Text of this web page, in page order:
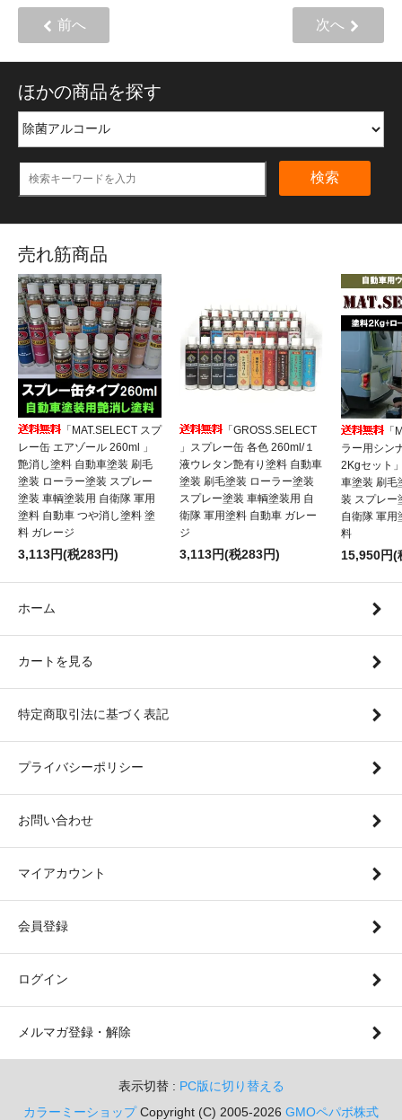
前へ 次へ
ほかの商品を探す
検索
売れ筋商品
「MAT.SELECT スプ
レー缶 エアゾール 260ml 」
艶消し塗料 自動車塗装 刷毛
塗装 ローラー塗装 スプレー
塗装 車輌塗装用 自衛隊 軍用
塗料 自動車 つや消し塗料 塗
料 ガレージ
3,113円(税283円)
「GROSS.SELECT
」スプレー缶 各色 260ml/１
液ウレタン艶有り塗料 自動車
塗装 刷毛塗装 ローラー塗装
スプレー塗装 車輌塗装用 自
衛隊 軍用塗料 自動車 ガレー
ジ
3,113円(税283円)
ラー用シン
2Kgセット
車塗装 刷毛
装 スプレー
自衛隊 軍用
料
15,950円(
ホーム
カートを見る
特定商取引法に基づく表記
プライバシーポリシー
お問い合わせ
マイアカウント
会員登録
ログイン
メルマガ登録・解除
表示切替 : PC版に切り替える
カラーミーショップCopyright (C) 2005-2026 GMOペパボ株式